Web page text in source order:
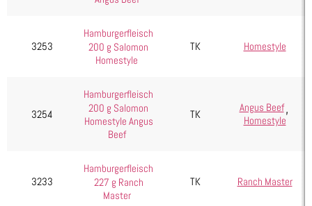
3253
Hamburgerfleisch
200 g Salomon
Homestyle
TK Homestyle
3254
Hamburgerfleisch
200 g Salomon
Homestyle Angus
Beef
TK
Angus Beef,
Homestyle
3233
Hamburgerfleisch
227 g Ranch
Master
TK Ranch Master